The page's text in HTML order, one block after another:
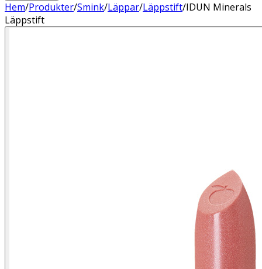
Hem/Produkter/Smink/Läppar/Läppstift/IDUN Minerals
Läppstift